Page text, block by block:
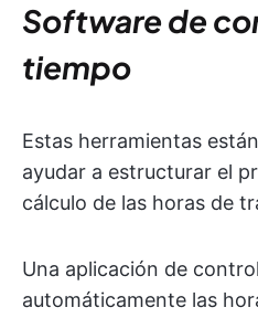
Software de
tiempo
Estas herramientas
ayudar a estructurar el
cálculo de las horas de
Una aplicación de
automáticamente las